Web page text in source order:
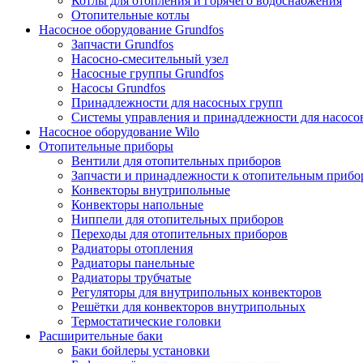
Отопительные котлы
Насосное оборудование Grundfos
Запчасти Grundfos
Насосно-смесительный узел
Насосные группы Grundfos
Насосы Grundfos
Принадлежности для насосных групп
Системы управления и принадлежности для
Насосное оборудование Wilo
Отопительные приборы
Вентили для отопительных приборов
Запчасти и принадлежности к отопительным
Конвекторы внутрипольные
Конвекторы напольные
Ниппели для отопительных приборов
Переходы для отопительных приборов
Радиаторы отопления
Радиаторы панельные
Радиаторы трубчатые
Регуляторы для внутрипольных конвекторов
Решётки для конвекторов внутрипольных
Термостатические головки
Расширительные баки
Баки бойлеры установки